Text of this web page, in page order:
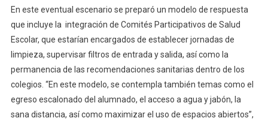
En este eventual escenario se preparó un modelo de respuesta
que incluye la integración de Comités Participativos de Salud
Escolar, que estarían encargados de establecer jornadas de
limpieza, supervisar filtros de entrada y salida, así como la
permanencia de las recomendaciones sanitarias dentro de los
colegios. “En este modelo, se contempla también temas como el
egreso escalonado del alumnado, el acceso a agua y jabón, la
sana distancia, así como maximizar el uso de espacios abiertos”,